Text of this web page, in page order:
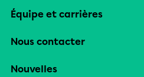
Équipe et carrières
Nous contacter
Nouvelles